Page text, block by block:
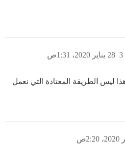
28 يناير 2020، 1:31ص 3
ليس الطريقة المعتادة التي نعمل